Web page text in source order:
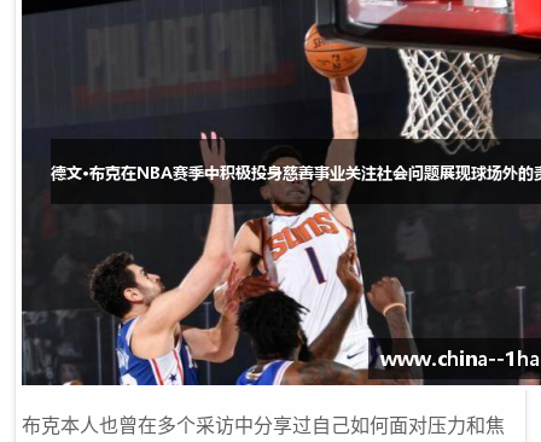
布克本人也曾在多个采访中分享过自己如何面对压力和焦